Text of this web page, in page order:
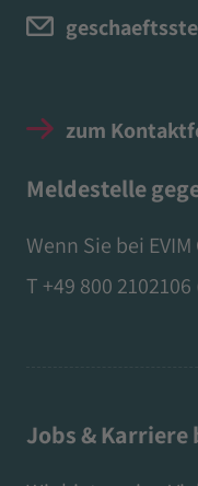
zum
Meldestelle
Wenn Sie bei
T +49 800 2102106
Jobs & Karriere